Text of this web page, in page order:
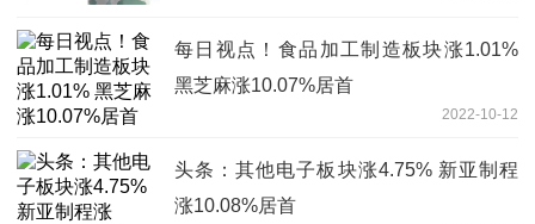
每日视点！食品加工制造板块涨1.01%
黑芝麻涨10.07%居首
2022-10-12
头条：其他电子板块涨4.75% 新亚制程
涨10.08%居首